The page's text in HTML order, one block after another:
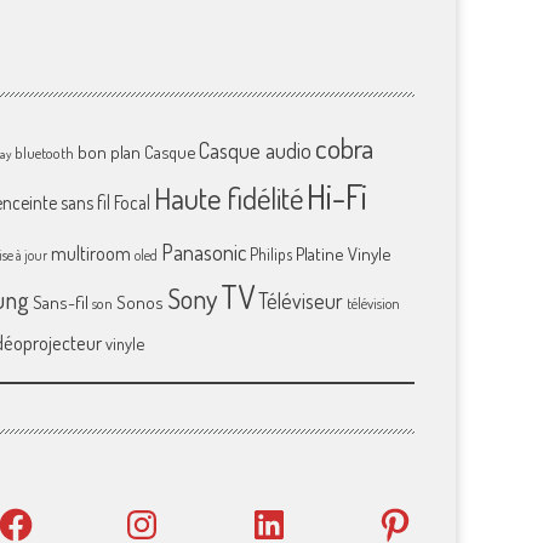
bluetooth bon plan CasqueCasque audio cobra
sans fil Focal Haute fidélitéHi-Fi
à jour multiroom oled Panasonic Philips Platine Vinyle
Sans-fil son Sonos SonyTVTéléviseur télévision
vinyle
Instagram LinkedIn Pinterest